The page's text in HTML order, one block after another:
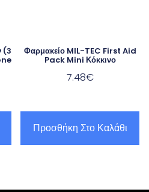
(3 Φαρμακείο MIL-TEC First Aid
Pack Mini Κόκκινο
7.48€
Προσθήκη Στο Καλάθι